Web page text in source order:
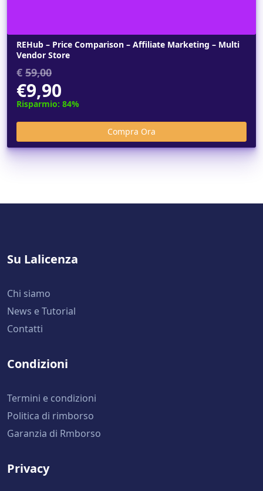
REHub – Price Comparison – Affiliate Marketing – Multi
Vendor Store
€ 59,00
€9,90
Risparmio: 84%
Su Lalicenza
Chi siamo
News e Tutorial
Contatti
Condizioni
Termini e condizioni
Politica di rimborso
Garanzia di Rmborso
Privacy